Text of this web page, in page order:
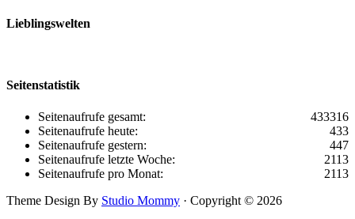
Lieblingswelten
Seitenstatistik
433316
Seitenaufrufe gesamt:
433
Seitenaufrufe heute:
447
Seitenaufrufe gestern:
2113
Seitenaufrufe letzte Woche:
2113
Seitenaufrufe pro Monat:
Theme Design By Studio Mommy · Copyright © 2026